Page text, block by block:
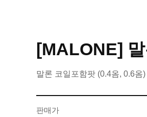
[MALONE]
말론 코일포함팟 (0.4옴, 0.6옴)
판매가